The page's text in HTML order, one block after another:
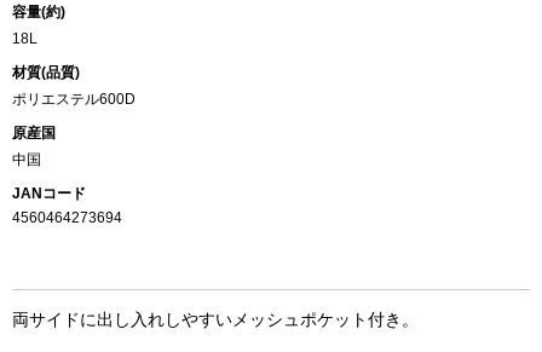
容量(約)
18L
材質(品質)
ポリエステル600D
原産国
中国
JANコード
4560464273694
両サイドに出し入れしやすいメッシュポケット付き。